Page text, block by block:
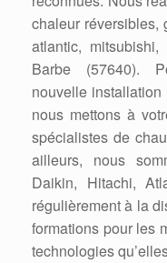
chaleur réversibles,
atlantic,
Barbe (57640).
nouvelle
nous mettons à
spécialistes de
ailleurs, nous
Daikin, Hitachi,
régulièrement à la
formations pour les
technologies